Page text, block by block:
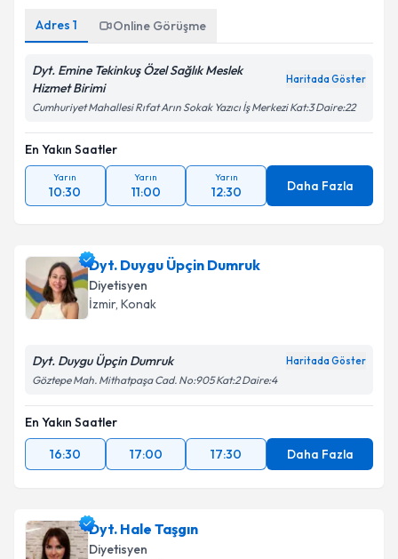
Takvim Talebini Gönder
Adres 1 Online Görüşme
Dyt. Emine Tekinkuş Özel Sağlık Meslek
Hizmet Birimi
Haritada Göster
Cumhuriyet Mahallesi Rıfat Arın Sokak Yazıcı İş Merkezi Kat:3 Daire:22
En Yakın Saatler
Yarın
10:30
Yarın
11:00
Yarın
12:30 Daha Fazla
Dyt. Duygu Üpçin Dumruk
Diyetisyen
İzmir, Konak
Dyt. Duygu Üpçin Dumruk Haritada Göster
Göztepe Mah. Mithatpaşa Cad. No:905 Kat:2 Daire:4
En Yakın Saatler
16:30
17:00 17:30 Daha Fazla
Dyt. Hale Taşgın
Diyetisyen